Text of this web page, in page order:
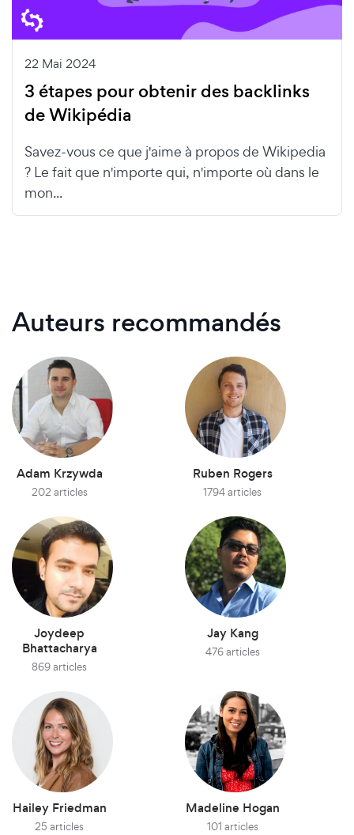
22 Mai 2024
3 étapes pour obtenir des backlinks
de Wikipédia
Savez-vous ce que j'aime à propos de Wikipedia
? Le fait que n'importe qui, n'importe où dans le
mon...
Auteurs recommandés
Adam Krzywda
202 articles
Ruben Rogers
1794 articles
Joydeep
Bhattacharya
869 articles
Jay Kang
476 articles
Hailey Friedman
25 articles
Madeline Hogan
101 articles